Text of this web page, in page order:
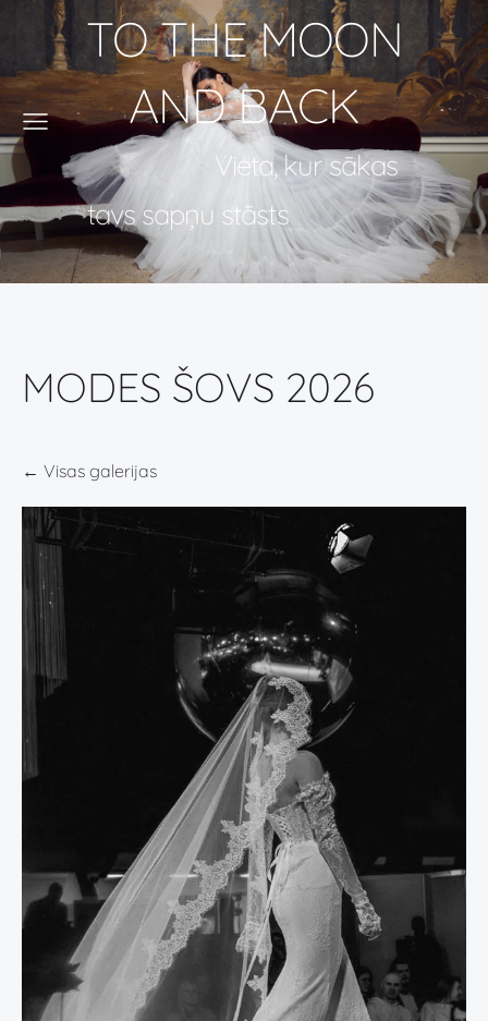
TO THE MOON
AND BACK
Vieta, kur sākas
tavs sapņu stāsts
MODES ŠOVS 2026
Visas galerijas